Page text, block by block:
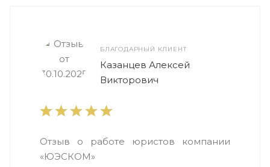
БЛАГОДАРНЫЙ КЛИЕНТ
Казанцев Алексей
Викторович
Отзыв о работе юристов компании
«ЮЭСКОМ»